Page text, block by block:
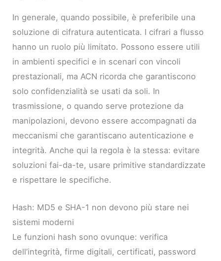
In generale, quando possibile, è preferibile una
soluzione di cifratura autenticata. I cifrari a flusso
hanno un ruolo più limitato. Possono essere utili
in ambienti specifici e in scenari con vincoli
prestazionali, ma ACN ricorda che garantiscono
solo confidenzialità se usati da soli. In
trasmissione, o quando serve protezione da
manipolazioni, devono essere accompagnati da
meccanismi che garantiscano autenticazione e
integrità. Anche qui la regola è la stessa: evitare
soluzioni fai-da-te, usare primitive standardizzate
e rispettare le specifiche.
Hash: MD5 e SHA-1 non devono più stare nei
sistemi moderni
Le funzioni hash sono ovunque: verifica
dell’integrità, firme digitali, certificati, password